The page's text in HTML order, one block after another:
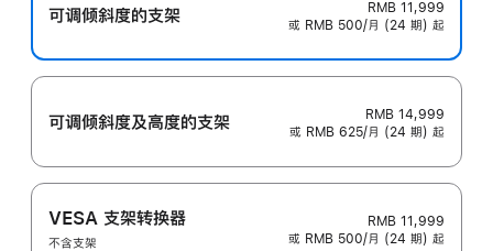
可调倾斜度的支架
RMB 11,999
或 RMB 500/月 (24 期) 起
可调倾斜度及高‍度的支‍架
RMB 14,999
或 RMB 625/月 (24 期) 起
VESA 支架转换器
不含支架
RMB 11,999
或 RMB 500/月 (24 期) 起